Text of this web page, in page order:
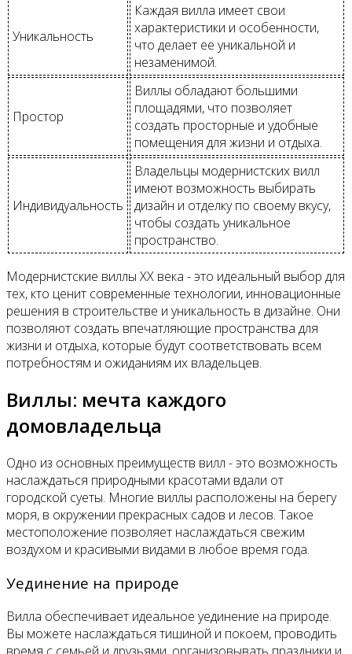
Уникальность
Каждая вилла имеет свои
характеристики и особенности,
что делает ее уникальной и
незаменимой.
Простор
Виллы обладают большими
площадями, что позволяет
создать просторные и удобные
помещения для жизни и отдыха.
Индивидуальность
Владельцы модернистских вилл
имеют возможность выбирать
дизайн и отделку по своему вкусу,
чтобы создать уникальное
пространство.
Модернистские виллы XX века - это идеальный выбор для
тех, кто ценит современные технологии, инновационные
решения в строительстве и уникальность в дизайне. Они
позволяют создать впечатляющие пространства для
жизни и отдыха, которые будут соответствовать всем
потребностям и ожиданиям их владельцев.
Виллы: мечта каждого
домовладельца
Одно из основных преимуществ вилл - это возможность
наслаждаться природными красотами вдали от
городской суеты. Многие виллы расположены на берегу
моря, в окружении прекрасных садов и лесов. Такое
местоположение позволяет наслаждаться свежим
воздухом и красивыми видами в любое время года.
Уединение на природе
Вилла обеспечивает идеальное уединение на природе.
Вы можете наслаждаться тишиной и покоем, проводить